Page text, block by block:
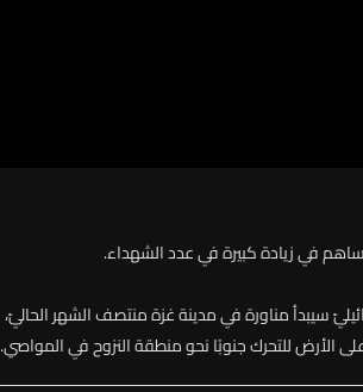
في زيادة كبيرة في عدد الشهداء.
سيبدأمناورةفيمدينةغزةمنتصفالشهرالحاليّ،
الأرضللتحركجنوبًانحومنطقةالنزوحفيالمواصي.